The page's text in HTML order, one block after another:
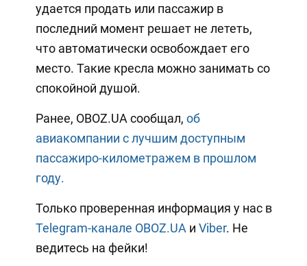
удается продать или пассажир в
последний момент решает не лететь,
что автоматически освобождает его
место. Такие кресла можно занимать со
спокойной душой.
Ранее, OBOZ.UA сообщал, об
авиакомпании с лучшим доступным
пассажиро-километражем в прошлом
году.
Только проверенная информация у нас в
Telegram-канале OBOZ.UA и Viber. Не
ведитесь на фейки!